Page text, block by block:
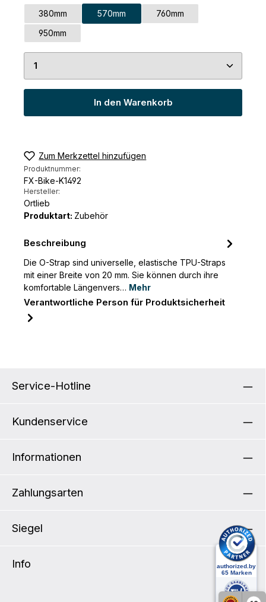
380mm 570mm
760mm
950mm
Produkt Anzahl: Gib den gewünschten Wert
In den Warenkorb
Zum Merkzettel hinzufügen
Produktnummer:
FX-Bike-K1492
Hersteller:
Ortlieb
Produktart: Zubehör
Beschreibung
Die O-Strap sind universelle, elastische TPU-Straps
mit einer Breite von 20 mm. Sie können durch ihre
komfortable Längenvers… Mehr
Verantwortliche Person für Produktsicherheit
Service-Hotline
Kundenservice
Informationen
Zahlungsarten
Siegel
Info